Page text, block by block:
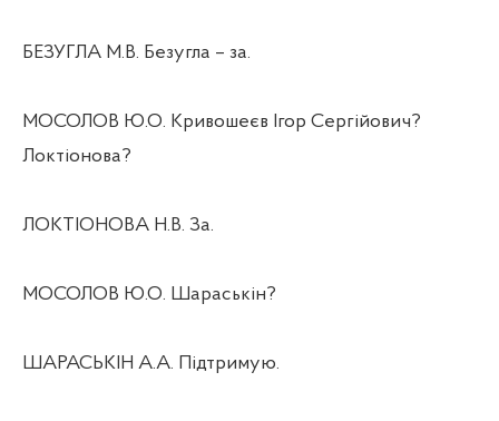
БЕЗУГЛА М.В. Безугла – за.
МОСОЛОВ Ю.О. Кривошеєв Ігор Сергійович?
Локтіонова?
ЛОКТІОНОВА Н.В. За.
МОСОЛОВ Ю.О. Шараськін?
ШАРАСЬКІН А.А. Підтримую.